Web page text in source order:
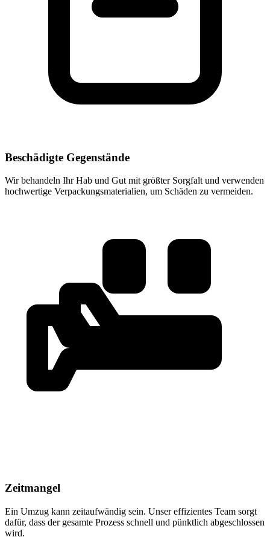
Beschädigte Gegenstände
Wir behandeln Ihr Hab und Gut mit größter Sorgfalt und verwenden
hochwertige Verpackungsmaterialien, um Schäden zu vermeiden.
Zeitmangel
Ein Umzug kann zeitaufwändig sein. Unser effizientes Team sorgt
dafür, dass der gesamte Prozess schnell und pünktlich abgeschlossen
wird.